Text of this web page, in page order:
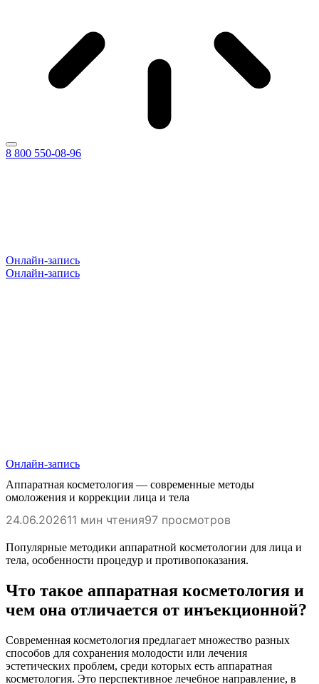
8 800 550-08-96
Онлайн-запись
Онлайн-запись
Онлайн-запись
Аппаратная косметология — современные методы
омоложения и коррекции лица и тела
24.06.202611 мин чтения97 просмотров
Популярные методики аппаратной косметологии для лица и
тела, особенности процедур и противопоказания.
Что такое аппаратная косметология и
чем она отличается от инъекционной?
Современная косметология предлагает множество разных
способов для сохранения молодости или лечения
эстетических проблем, среди которых есть аппаратная
косметология. Это перспективное лечебное направление, в